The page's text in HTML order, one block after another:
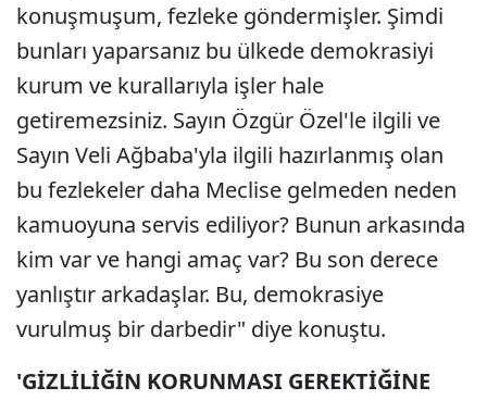
konuşmuşum, fezleke göndermişler. Şimdi
bunları yaparsanız bu ülkede demokrasiyi
kurum ve kurallarıyla işler hale
getiremezsiniz. Sayın Özgür Özel'le ilgili ve
Sayın Veli Ağbaba'yla ilgili hazırlanmış olan
bu fezlekeler daha Meclise gelmeden neden
kamuoyuna servis ediliyor? Bunun arkasında
kim var ve hangi amaç var? Bu son derece
yanlıştır arkadaşlar. Bu, demokrasiye
vurulmuş bir darbedir" diye konuştu.
'GİZLİLİĞİN KORUNMASI GEREKTİĞİNE